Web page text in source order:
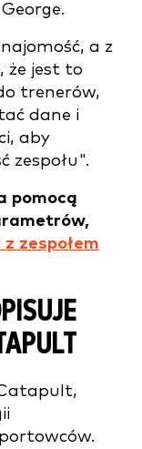
a z
że jest to
trenerów,
dane i
aby
zespołu".
pomocą
zespołem